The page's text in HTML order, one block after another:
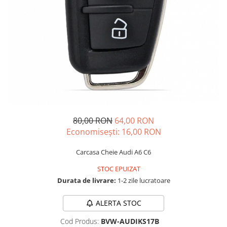
Accesorii Electronice Auto
Incarcatoare Auto
Accesorii pentru Roti si Anvelope
80,00 RON 64,00 RON
Economisești: 16,00 RON
Carcasa Cheie Audi A6 C6
STOC EPUIZAT
Durata de livrare: 1-2 zile lucratoare
ALERTA STOC
Cod Produs: BVW-AUDIKS17B